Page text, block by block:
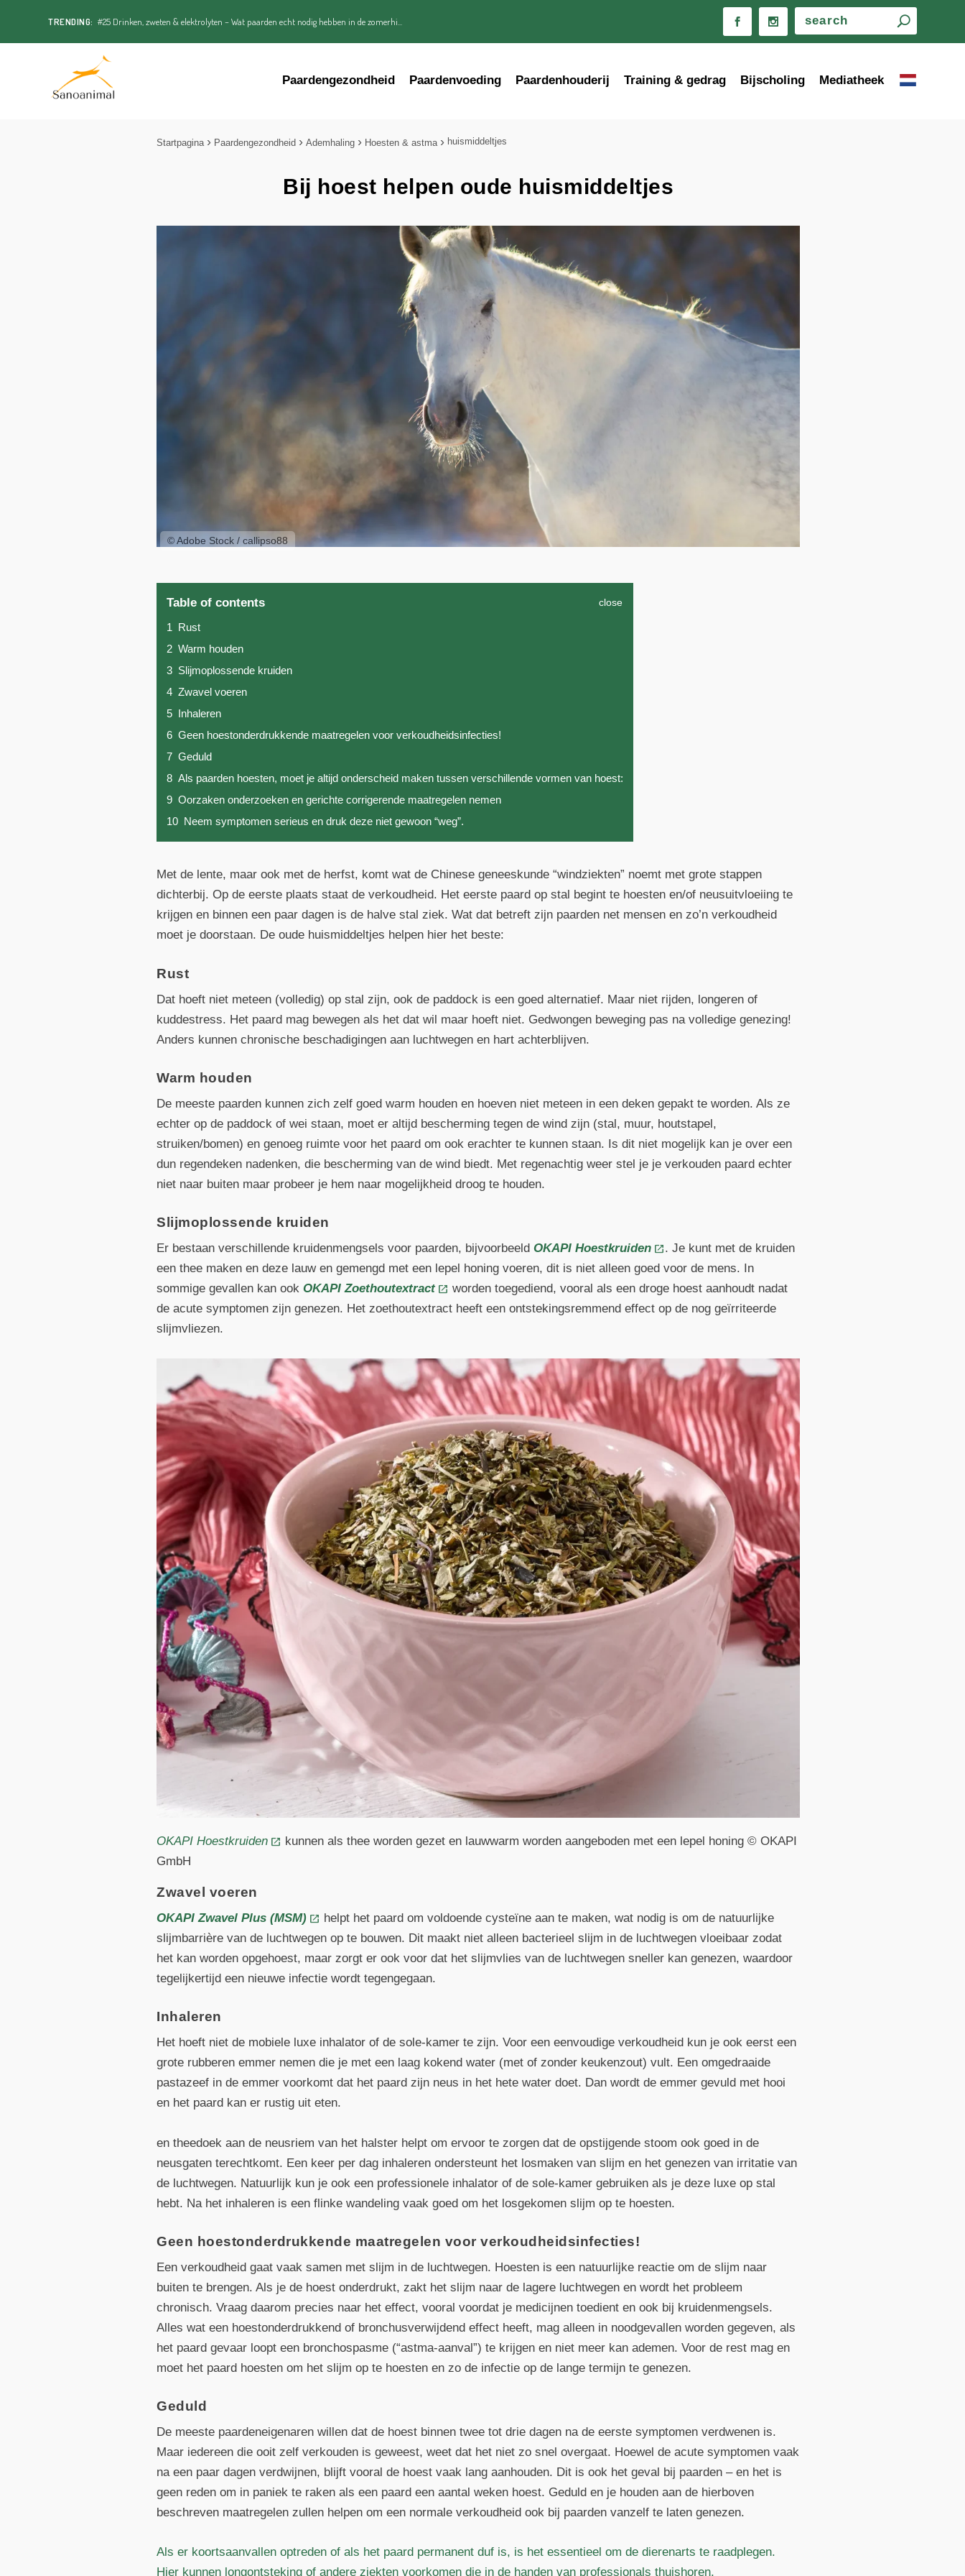
TRENDING: #25 Drinken, zweten & elektrolyten – Wat paarden echt nodig hebben in de zomerhi...
Paardengezondheid Paardenvoeding Paardenhouderij Training & gedrag Bijscholing Mediatheek
Startpagina Paardengezondheid Ademhaling Hoesten & astma huismiddeltjes
Bij hoest helpen oude huismiddeltjes
© Adobe Stock / callipso88
Table of contents close
1 Rust
2 Warm houden
3 Slijmoplossende kruiden
4 Zwavel voeren
5
Inhaleren
6 Geen hoestonderdrukkende maatregelen voor verkoudheidsinfecties!
7 Geduld
8 Als paarden hoesten, moet je altijd onderscheid maken tussen verschillende vormen van hoest:
9 Oorzaken onderzoeken en gerichte corrigerende maatregelen nemen
10 Neem symptomen serieus en druk deze niet gewoon “weg”.
Met de lente, maar ook met de herfst, komt wat de Chinese geneeskunde “windziekten” noemt met grote stappen
dichterbij. Op de eerste plaats staat de verkoudheid. Het eerste paard op stal begint te hoesten en/of neusuitvloeiing te
krijgen en binnen een paar dagen is de halve stal ziek. Wat dat betreft zijn paarden net mensen en zo’n verkoudheid
moet je doorstaan. De oude huismiddeltjes helpen hier het beste:
Rust
Dat hoeft niet meteen (volledig) op stal zijn, ook de paddock is een goed alternatief. Maar niet rijden, longeren of
kuddestress. Het paard mag bewegen als het dat wil maar hoeft niet. Gedwongen beweging pas na volledige genezing!
Anders kunnen chronische beschadigingen aan luchtwegen en hart achterblijven.
Warm houden
De meeste paarden kunnen zich zelf goed warm houden en hoeven niet meteen in een deken gepakt te worden. Als ze
echter op de paddock of wei staan, moet er altijd bescherming tegen de wind zijn (stal, muur, houtstapel,
struiken/bomen) en genoeg ruimte voor het paard om ook erachter te kunnen staan. Is dit niet mogelijk kan je over een
dun regendeken nadenken, die bescherming van de wind biedt. Met regenachtig weer stel je je verkouden paard echter
niet naar buiten maar probeer je hem naar mogelijkheid droog te houden.
Slijmoplossende kruiden
Er bestaan verschillende kruidenmengsels voor paarden, bijvoorbeeldOKAPI Hoestkruiden
. Je kunt met de kruiden
een thee maken en deze lauw en gemengd met een lepel honing voeren, dit is niet alleen goed voor de mens. In
sommige gevallen kan ookOKAPI Zoethoutextract
worden toegediend, vooral als een droge hoest aanhoudt nadat
de acute symptomen zijn genezen. Het zoethoutextract heeft een ontstekingsremmend effect op de nog geïrriteerde
slijmvliezen.
OKAPI Hoestkruiden
kunnen als thee worden gezet en lauwwarm worden aangeboden met een lepel honing © OKAPI
GmbH
Zwavel voeren
OKAPI Zwavel Plus (MSM)
helpt het paard om voldoende cysteïne aan te maken, wat nodig is om de natuurlijke
slijmbarrière van de luchtwegen op te bouwen. Dit maakt niet alleen bacterieel slijm in de luchtwegen vloeibaar zodat
het kan worden opgehoest, maar zorgt er ook voor dat het slijmvlies van de luchtwegen sneller kan genezen, waardoor
tegelijkertijd een nieuwe infectie wordt tegengegaan.
Inhaleren
Het hoeft niet de mobiele luxe inhalator of de sole-kamer te zijn. Voor een eenvoudige verkoudheid kun je ook eerst een
grote rubberen emmer nemen die je met een laag kokend water (met of zonder keukenzout) vult. Een omgedraaide
pastazeef in de emmer voorkomt dat het paard zijn neus in het hete water doet. Dan wordt de emmer gevuld met hooi
en het paard kan er rustig uit eten.
en theedoek aan de neusriem van het halster helpt om ervoor te zorgen dat de opstijgende stoom ook goed in de
neusgaten terechtkomt. Een keer per dag inhaleren ondersteunt het losmaken van slijm en het genezen van irritatie van
de luchtwegen. Natuurlijk kun je ook een professionele inhalator of de sole-kamer gebruiken als je deze luxe op stal
hebt. Na het inhaleren is een flinke wandeling vaak goed om het losgekomen slijm op te hoesten.
Geen hoestonderdrukkende maatregelen voor verkoudheidsinfecties!
Een verkoudheid gaat vaak samen met slijm in de luchtwegen. Hoesten is een natuurlijke reactie om de slijm naar
buiten te brengen. Als je de hoest onderdrukt, zakt het slijm naar de lagere luchtwegen en wordt het probleem
chronisch. Vraag daarom precies naar het effect, vooral voordat je medicijnen toedient en ook bij kruidenmengsels.
Alles wat een hoestonderdrukkend of bronchusverwijdend effect heeft, mag alleen in noodgevallen worden gegeven, als
het paard gevaar loopt een bronchospasme (“astma-aanval”) te krijgen en niet meer kan ademen. Voor de rest mag en
moet het paard hoesten om het slijm op te hoesten en zo de infectie op de lange termijn te genezen.
Geduld
De meeste paardeneigenaren willen dat de hoest binnen twee tot drie dagen na de eerste symptomen verdwenen is.
Maar iedereen die ooit zelf verkouden is geweest, weet dat het niet zo snel overgaat. Hoewel de acute symptomen vaak
na een paar dagen verdwijnen, blijft vooral de hoest vaak lang aanhouden. Dit is ook het geval bij paarden – en het is
geen reden om in paniek te raken als een paard een aantal weken hoest. Geduld en je houden aan de hierboven
beschreven maatregelen zullen helpen om een normale verkoudheid ook bij paarden vanzelf te laten genezen.
Als er koortsaanvallen optreden of als het paard permanent duf is, is het essentieel om de dierenarts te raadplegen.
Hier kunnen longontsteking of andere ziekten voorkomen die in de handen van professionals thuishoren.